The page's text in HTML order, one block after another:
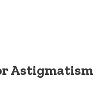
Astigmatism